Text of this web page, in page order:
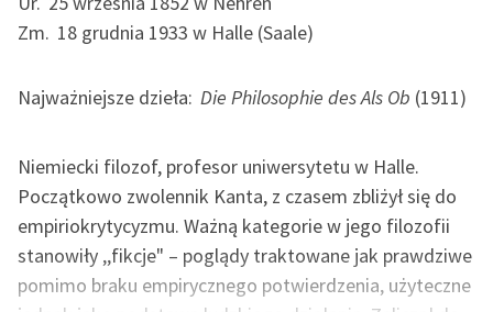
lektur szkolnych oraz
Starego Testamentu
O nas
Kontakt
O projekcie
Zm. 18 grudnia 1933 w Halle (Saale)
Najważniejsze dzieła: Die Philosophie des Als Ob (1911)
Niemiecki filozof, profesor uniwersytetu w Halle.
Początkowo zwolennik Kanta, z czasem zbliżył się do
empiriokrytycyzmu. Ważną kategorie w jego filozofii
stanowiły ,,fikcje" – poglądy traktowane jak prawdziwe
pomimo braku empirycznego potwierdzenia, użyteczne